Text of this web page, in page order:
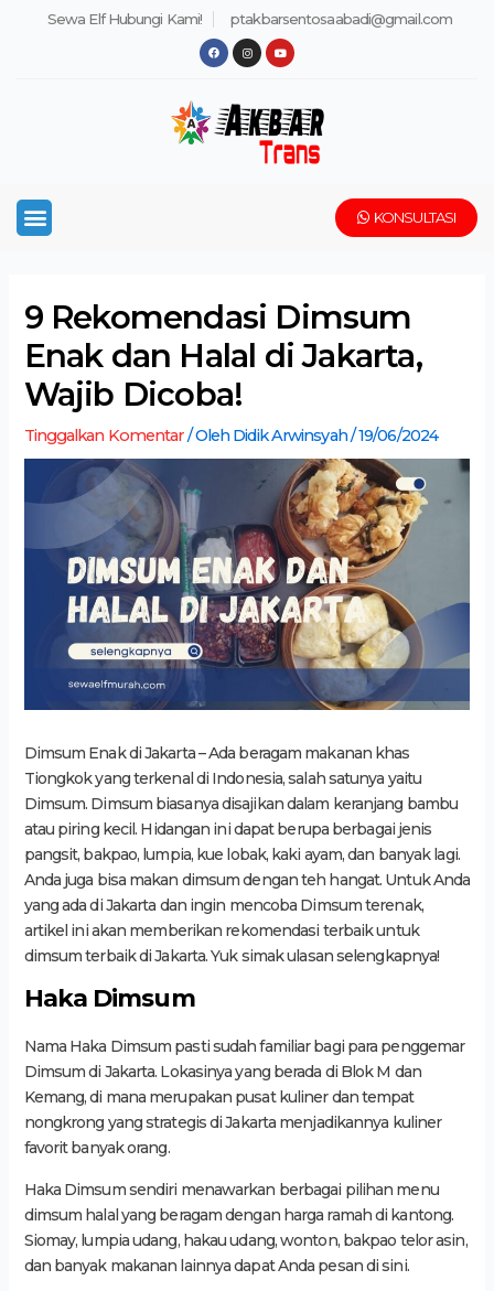
Sewa Elf Hubungi Kami! ptakbarsentosaabadi@gmail.com
F
a
c
k
I
n
s
r
a
m
Y
o
u
e
Menu KONSULTASI
9 Rekomendasi Dimsum
Enak dan Halal di Jakarta,
Wajib Dicoba!
Tinggalkan Komentar/ OlehDidik Arwinsyah/19/06/2024
Dimsum Enak di Jakarta – Ada beragam makanan khas
Tiongkok yang terkenal di Indonesia, salah satunya yaitu
Dimsum. Dimsum biasanya disajikan dalam keranjang bambu
atau piring kecil. Hidangan ini dapat berupa berbagai jenis
pangsit, bakpao, lumpia, kue lobak, kaki ayam, dan banyak lagi.
Anda juga bisa makan dimsum dengan teh hangat. Untuk Anda
yang ada di Jakarta dan ingin mencoba Dimsum terenak,
artikel ini akan memberikan rekomendasi terbaik untuk
dimsum terbaik di Jakarta. Yuk simak ulasan selengkapnya!
Haka Dimsum
Nama Haka Dimsum pasti sudah familiar bagi para penggemar
Dimsum di Jakarta. Lokasinya yang berada di Blok M dan
Kemang, di mana merupakan pusat kuliner dan tempat
nongkrong yang strategis di Jakarta menjadikannya kuliner
favorit banyak orang.
Haka Dimsum sendiri menawarkan berbagai pilihan menu
dimsum halal yang beragam dengan harga ramah di kantong.
Siomay, lumpia udang, hakau udang, wonton, bakpao telor asin,
dan banyak makanan lainnya dapat Anda pesan di sini.